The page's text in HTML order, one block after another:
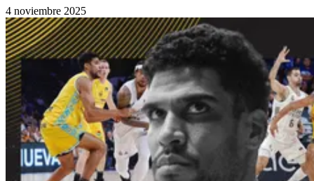
4 noviembre 2025